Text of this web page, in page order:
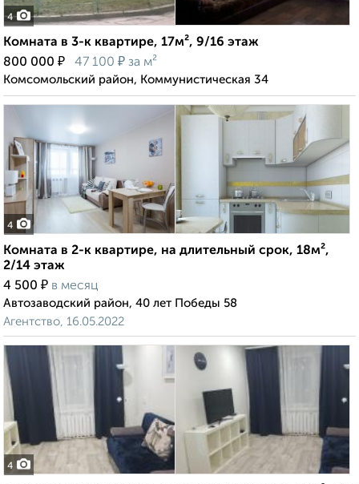
4
Комната в 3-к квартире, 17м², 9/16 этаж
800 000 ₽ 47 100 ₽ за м²
Комсомольский район, Коммунистическая 34
4
Комната в 2-к квартире, на длительный срок, 18м²,
2/14 этаж
4 500 ₽ в месяц
Автозаводский район, 40 лет Победы 58
Агентство, 16.05.2022
4